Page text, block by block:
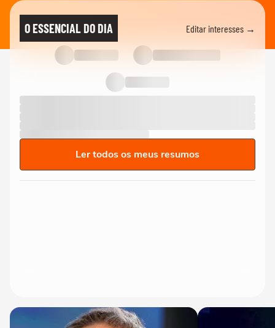
O ESSENCIAL DO DIA Editar interesses →
Ler todos os meus resumos